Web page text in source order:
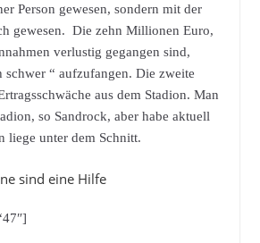
Person gewesen, sondern mit der
gewesen. Die zehn Millionen Euro,
verlustig gegangen sind,
schwer “ aufzufangen. Die zweite
aus dem Stadion. Man
so Sandrock, aber habe aktuell
liege unter dem Schnitt.
sind eine Hilfe